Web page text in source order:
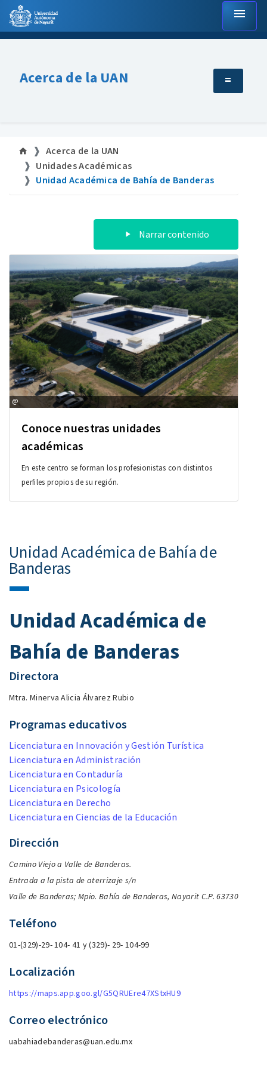
menu
Acerca de la UAN
Acerca de la UAN
Unidades Académicas
Unidad Académica de Bahía de Banderas
Narrar contenido
@
Conoce nuestras unidades
académicas
En este centro se forman los profesionistas con distintos
perfiles propios de su región.
Unidad Académica de Bahía de
Banderas
Unidad Académica de
Bahía de Banderas
Directora
Mtra. Minerva Alicia Álvarez Rubio
Programas educativos
Licenciatura en Innovación y Gestión Turística
Licenciatura en Administración
Licenciatura en Contaduría
Licenciatura en Psicología
Licenciatura en Derecho
Licenciatura en Ciencias de la Educación
Dirección
Camino Viejo a Valle de Banderas.
Entrada a la pista de aterrizaje s/n
Valle de Banderas; Mpio. Bahía de Banderas, Nayarit C.P. 63730
Teléfono
01-(329)-29- 104- 41 y (329)- 29- 104-99
Localización
https://maps.app.goo.gl/G5QRUEre47XStxHU9
Correo electrónico
uabahiadebanderas@uan.edu.mx